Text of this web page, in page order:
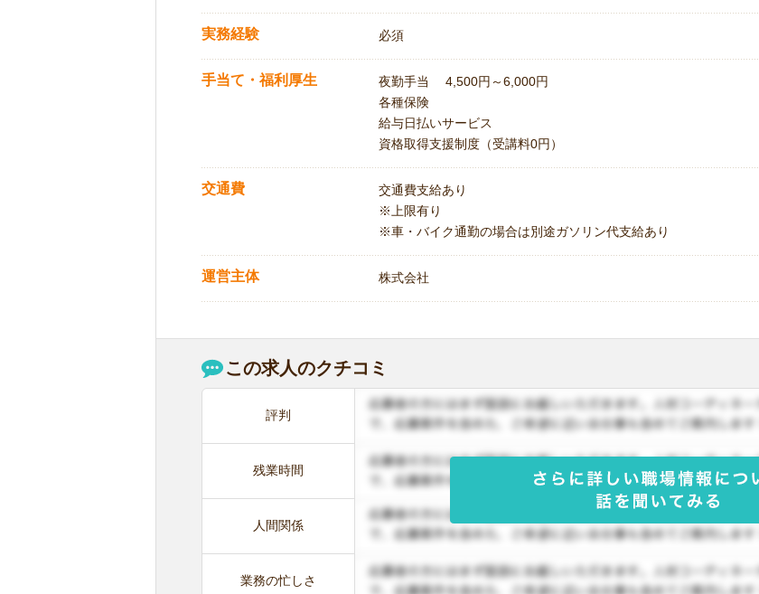
実務経験 必須
手当て・福利厚生
夜勤手当 4,500円～6,000円
各種保険
給与日払いサービス
資格取得支援制度（受講料0円）
交通費
交通費支給あり
※上限有り
※車・バイク通勤の場合は別途ガソリン代支給あり
運営主体 株式会社
この求人のクチコミ
評判
残業時間
人間関係
業務の忙しさ